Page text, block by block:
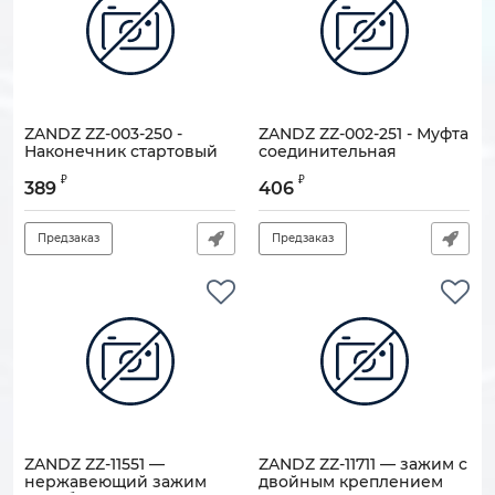
ZANDZ ZZ-003-250 -
Наконечник стартовый
штырей заземления
сталь;
термодифузионное
покрытие)
389 ₽
Предзаказ
ZANDZ ZZ-002-251 - Муфта
соединительная
резьбовая (М16;
покрытие 70 мкм)
Артикул: 900000-02042
406 ₽
Предзаказ
ZANDZ ZZ-11551 —
нержавеющий зажим
ZANDZ ZZ-11711 — зажим с
двойным креплением